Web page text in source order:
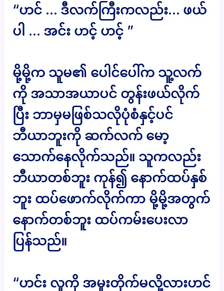
“ဟင် … ဒီလက်ကြီးကလည်း… ဖယ်
ပါ … အင်း ဟင့် ဟင့် ”
မို့မို့က သူမ၏ ပေါင်ပေါ်က သူ့လက်
ကို အသာအယာပင် တွန်းဖယ်လိုက်
ပြီး ဘာမှမဖြစ်သလိုပုံစံနှင့်ပင်
ဘီယာဘူးကို ဆက်လက် မော့
သောက်နေလိုက်သည်။ သူကလည်း
ဘီယာတစ်ဘူး ကုန်၍ နောက်ထပ်နှစ်
ဘူး ထပ်ဖောက်လိုက်ကာ မို့မို့အတွက်
နောက်တစ်ဘူး ထပ်ကမ်းပေးလာ
ပြန်သည်။
“ဟင်း လူကို အမူးတိုက်မလို့လားဟင်